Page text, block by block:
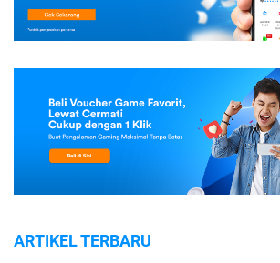
ARTIKEL TERBARU